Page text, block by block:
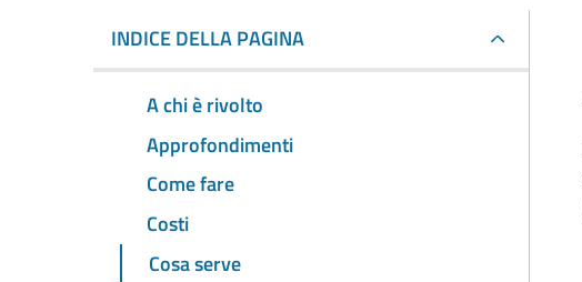
INDICE DELLA PAGINA
A chi è rivolto
Approfondimenti
Come fare
Costi
Cosa serve